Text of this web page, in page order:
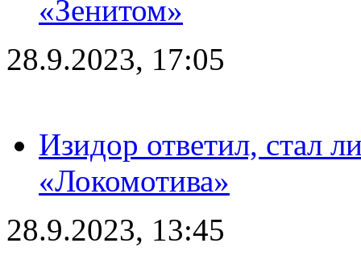
«Зенитом»
28.9.2023, 17:05
Изидор ответил, стал
«Локомотива»
28.9.2023, 13:45